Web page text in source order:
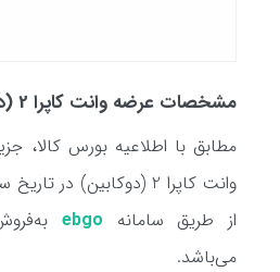
مشخصات عرضه وانت کاپرا 2 (دوکابین) (آبان 1402)
از طریق سامانه ebgo
می‌باشد.